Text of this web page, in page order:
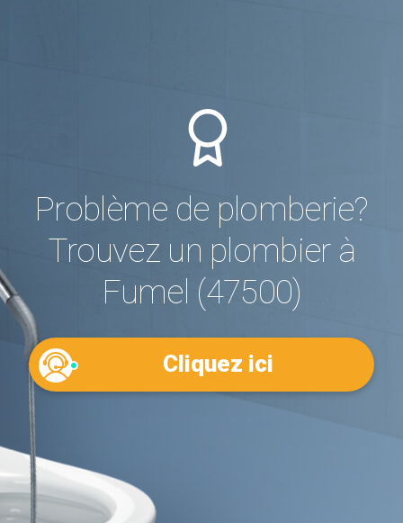
Problème de plomberie?
Trouvez un plombier à
Fumel (47500)
Cliquez ici